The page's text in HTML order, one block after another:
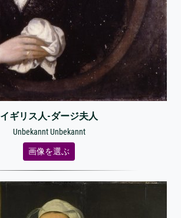
イギリス人-ダージ夫人
Unbekannt Unbekannt
画像を選ぶ